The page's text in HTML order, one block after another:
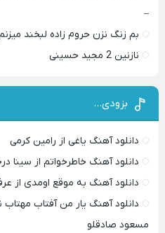
–
بم زنگ نزن حروم زاده لبخند
نازنین 2 مجید حسینی
بزودی…
دانلود آهنگ یاغی از رامین کرمی
دانلود آهنگ خاطرخواتم از سینا
دانلود آهنگ به موقع اومدی از
دانلود آهنگ یار من آفتاب
مسعود صادقلو